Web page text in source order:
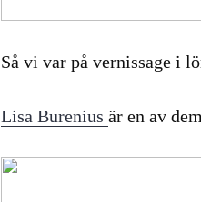
Så vi var på vernissage i
Lisa Burenius är en av